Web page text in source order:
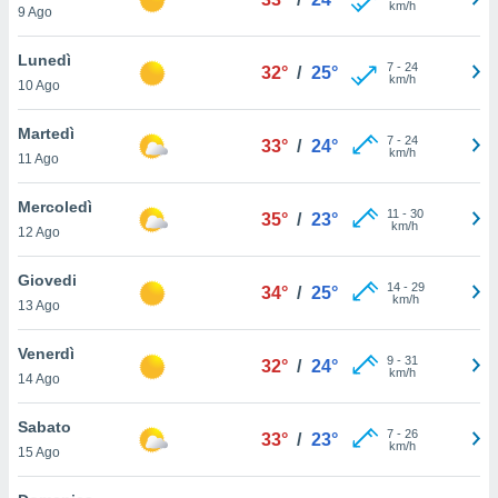
è
di
nostri
ci
un
la
di esso.
nella
9 Ago
km/h
Lunedì
10 Ago
32° / 25° 7- 24
km/h
Martedì
11 Ago
33° / 24° 7- 24
km/h
Mercoledì
12 Ago
35° / 23° 11 - 30
km/h
Giovedi
13 Ago
34° / 25° 14- 29
km/h
Venerdì
14 Ago
32° / 24° 9- 31
km/h
Sabato
15 Ago
33° / 23° 7- 26
km/h